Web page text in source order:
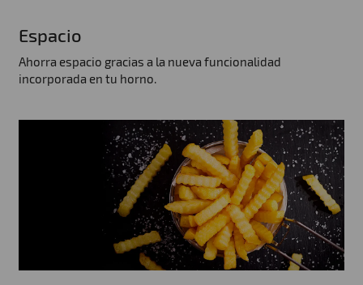
Espacio
Ahorra espacio gracias a la nueva funcionalidad
incorporada en tu horno.